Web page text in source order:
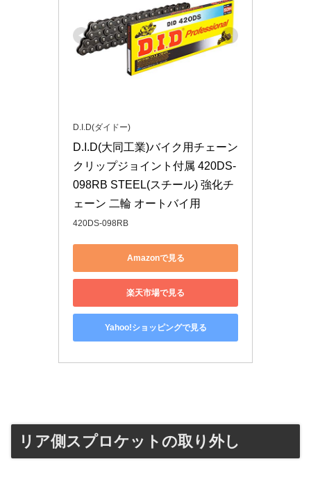
D.I.D(ダイドー)
D.I.D(大同工業)バイク用チェーン
クリップジョイント付属 420DS-
098RB STEEL(スチール) 強化チ
ェーン 二輪 オートバイ用
420DS-098RB
Amazonで見る
楽天市場で見る
Yahoo!ショッピングで見る
リア側スプロケットの取り外し